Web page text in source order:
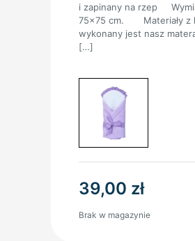
i zapinany na rzep
75×75 cm. Materiały z
wykonany jest nasz
[…]
39,00 zł
Brak w magazynie